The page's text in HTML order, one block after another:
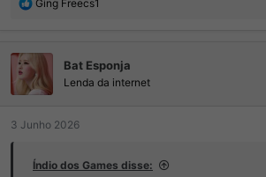
ç
e
s
Ging Freecs1
Bat Esponja
Lenda da internet
3 Junho 2026
Índio dos Games disse: